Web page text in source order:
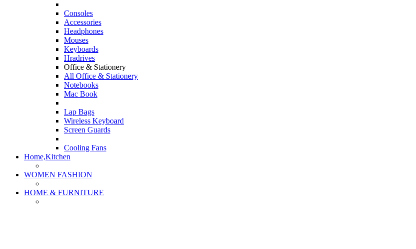
Consoles
Accessories
Headphones
Mouses
Keyboards
Hradrives
Office & Stationery
All Office & Stationery
Notebooks
Mac Book
Lap Bags
Wireless Keyboard
Screen Guards
Cooling Fans
Home,Kitchen
WOMEN FASHION
HOME & FURNITURE